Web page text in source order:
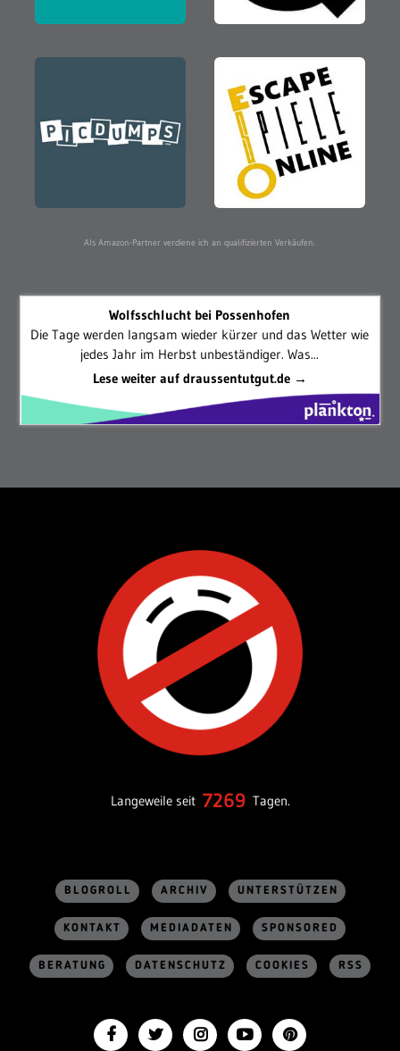
Als Amazon-Partner verdiene ich an qualifizierten Verkäufen.
Wolfsschlucht bei Possenhofen
Die Tage werden langsam wieder kürzer und das Wetter wie
jedes Jahr im Herbst unbeständiger. Was...
Lese weiter auf draussentutgut.de →
Langeweile seit 7269 Tagen.
BLOGROLL ARCHIV UNTERSTÜTZEN
KONTAKT MEDIADATEN SPONSORED
BERATUNG DATENSCHUTZ COOKIES RSS